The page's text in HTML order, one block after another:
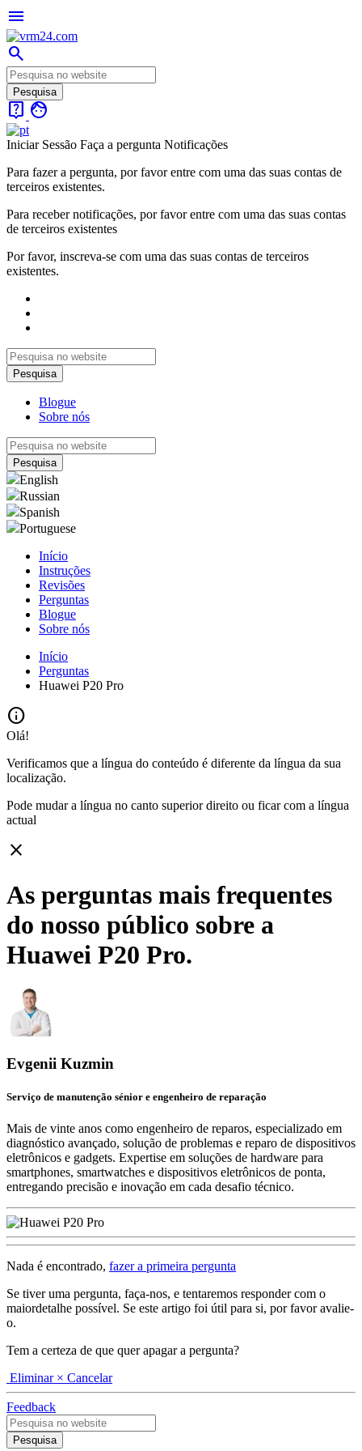
menu
search
live_help face
Iniciar Sessão Faça a pergunta Notificações
Para fazer a pergunta, por favor entre com uma das suas contas de
terceiros existentes.
Para receber notificações, por favor entre com uma das suas contas
de terceiros existentes
Por favor, inscreva-se com uma das suas contas de terceiros
existentes.
Blogue
Sobre nós
English
Russian
Spanish
Portuguese
Início
Instruções
Revisões
Perguntas
Blogue
Sobre nós
Início
Perguntas
Huawei P20 Pro
info
Olá!
Verificamos que a língua do conteúdo é diferente da língua da sua
localização.
Pode mudar a língua no canto superior direito ou ficar com a língua
actual
close
As perguntas mais frequentes
do nosso público sobre a
Huawei P20 Pro.
Evgenii Kuzmin
Serviço de manutenção sénior e engenheiro de reparação
Mais de vinte anos como engenheiro de reparos, especializado em
diagnóstico avançado, solução de problemas e reparo de dispositivos
eletrônicos e gadgets. Expertise em soluções de hardware para
smartphones, smartwatches e dispositivos eletrônicos de ponta,
entregando precisão e inovação em cada desafio técnico.
Nada é encontrado, fazer a primeira pergunta
Se tiver uma pergunta, faça-nos, e tentaremos responder com o
maiordetalhe possível. Se este artigo foi útil para si, por favor avalie-
o.
Tem a certeza de que quer apagar a pergunta?
Eliminar × Cancelar
Feedback